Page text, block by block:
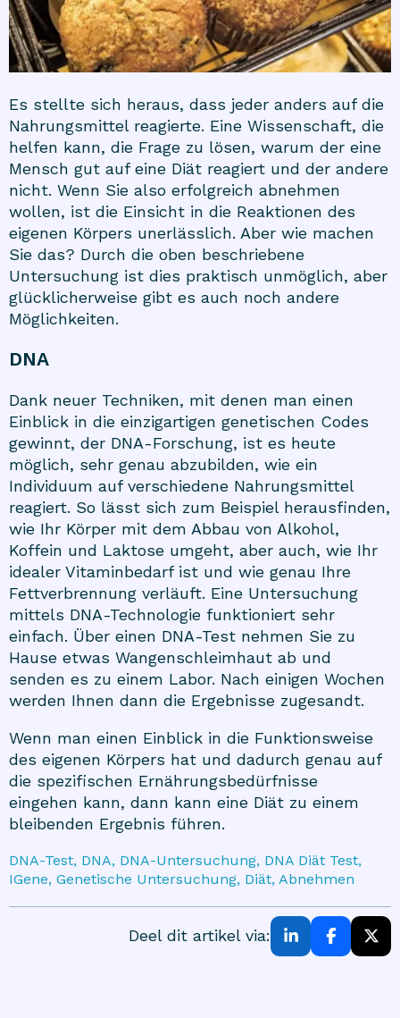
Es stellte sich heraus, dass jeder anders auf die
Nahrungsmittel reagierte. Eine Wissenschaft, die
helfen kann, die Frage zu lösen, warum der eine
Mensch gut auf eine Diät reagiert und der andere
nicht. Wenn Sie also erfolgreich abnehmen
wollen, ist die Einsicht in die Reaktionen des
eigenen Körpers unerlässlich. Aber wie machen
Sie das? Durch die oben beschriebene
Untersuchung ist dies praktisch unmöglich, aber
glücklicherweise gibt es auch noch andere
Möglichkeiten.
DNA
Dank neuer Techniken, mit denen man einen
Einblick in die einzigartigen genetischen Codes
gewinnt, der DNA-Forschung, ist es heute
möglich, sehr genau abzubilden, wie ein
Individuum auf verschiedene Nahrungsmittel
reagiert. So lässt sich zum Beispiel herausfinden,
wie Ihr Körper mit dem Abbau von Alkohol,
Koffein und Laktose umgeht, aber auch, wie Ihr
idealer Vitaminbedarf ist und wie genau Ihre
Fettverbrennung verläuft. Eine Untersuchung
mittels DNA-Technologie funktioniert sehr
einfach. Über einen DNA-Test nehmen Sie zu
Hause etwas Wangenschleimhaut ab und
senden es zu einem Labor. Nach einigen Wochen
werden Ihnen dann die Ergebnisse zugesandt.
Wenn man einen Einblick in die Funktionsweise
des eigenen Körpers hat und dadurch genau auf
die spezifischen Ernährungsbedürfnisse
eingehen kann, dann kann eine Diät zu einem
bleibenden Ergebnis führen.
DNA-Test, DNA, DNA-Untersuchung, DNA Diät Test,
IGene, Genetische Untersuchung, Diät, Abnehmen
Deel dit artikel via: